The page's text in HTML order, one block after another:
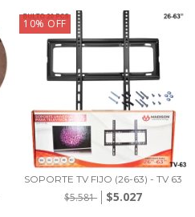
10% OFF
SOPORTE TV FIJO (26-63) - TV 63
$5.581 $5.027